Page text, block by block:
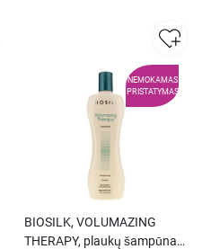
NEMOKAMAS
PRISTATYMAS
BIOSILK, VOLUMAZING
THERAPY, plaukų šampūnas,